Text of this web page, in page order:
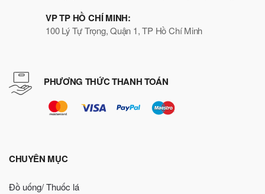
VP TP HỒ CHÍ MINH:
100 Lý Tự Trọng, Quận 1, TP Hồ Chí Minh
PHƯƠNG THỨC THANH TOÁN
CHUYÊN MỤC
Đồ uống/ Thuốc lá